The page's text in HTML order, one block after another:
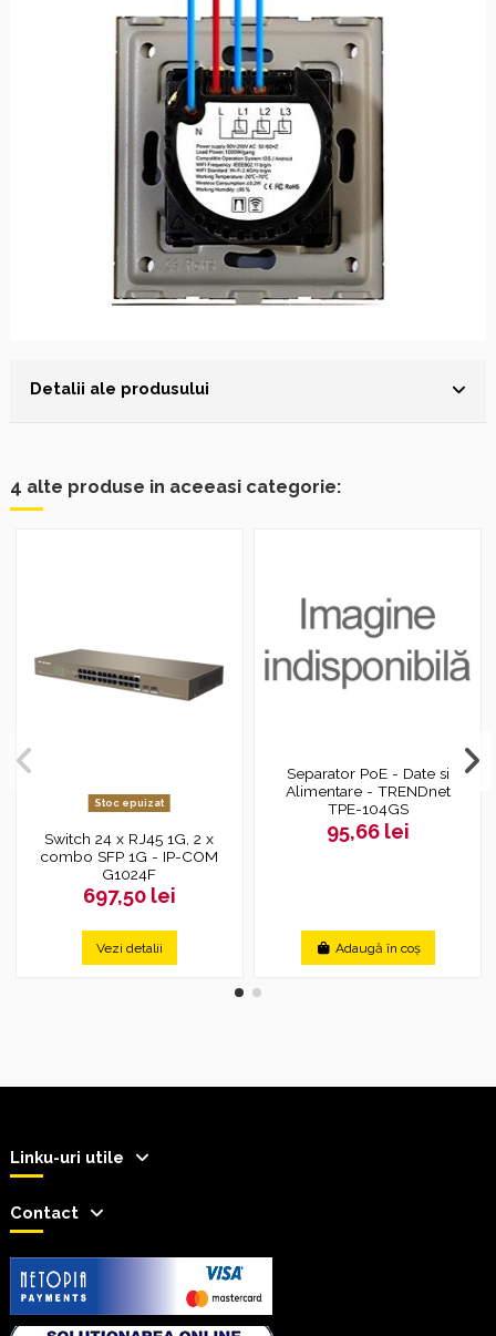
Detalii ale produsului
4 alte produse in aceeasi categorie:
Stoc epuizat
Switch 24 x RJ45 1G, 2 x
combo SFP 1G - IP-COM
G1024F
697,50 lei
Vezi detalii
Separator PoE - Date si
Alimentare - TRENDnet
TPE-104GS
95,66 lei
Adaugă în coș
Linku-uri utile
Contact